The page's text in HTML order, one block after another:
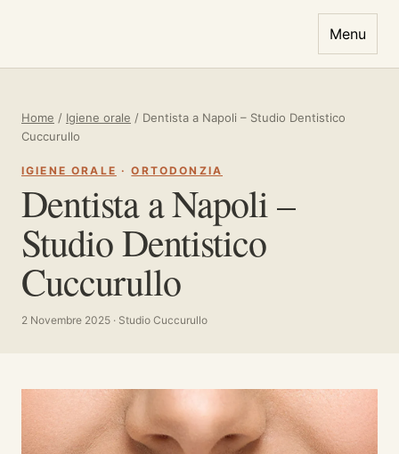
Menu
Home / Igiene orale / Dentista a Napoli – Studio Dentistico
Cuccurullo
IGIENE ORALE ·ORTODONZIA
Dentista a Napoli –
Studio Dentistico
Cuccurullo
2 Novembre 2025 · Studio Cuccurullo